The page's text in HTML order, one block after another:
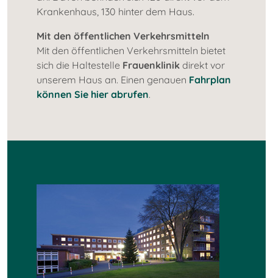
Krankenhaus, 130 hinter dem Haus.
Mit den öffentlichen Verkehrsmitteln
Mit den öffentlichen Verkehrsmitteln bietet
sich die Haltestelle Frauenklinik direkt vor
unserem Haus an. Einen genauen Fahrplan
können Sie hier abrufen.